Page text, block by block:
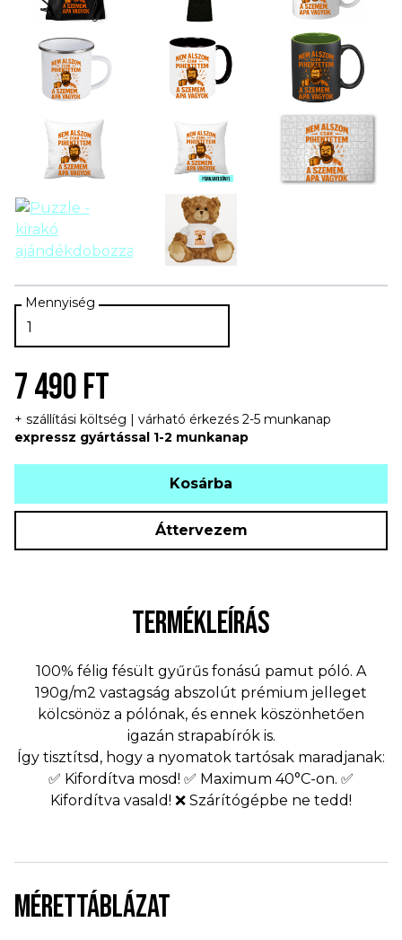
7 490 FT
+ szállítási költség | várható érkezés 2-5 munkanap
expressz gyártással 1-2 munkanap
Kosárba
Áttervezem
TERMÉKLEÍRÁS
100% félig fésült gyűrűs fonású pamut póló. A
190g/m2 vastagság abszolút prémium jelleget
kölcsönöz a pólónak, és ennek köszönhetően
igazán strapabírók is.
Így tisztítsd, hogy a nyomatok tartósak maradjanak:
✅ Kifordítva mosd! ✅ Maximum 40°C-on. ✅
Kifordítva vasald! ❌ Szárítógépbe ne tedd!
MÉRETTÁBLÁZAT